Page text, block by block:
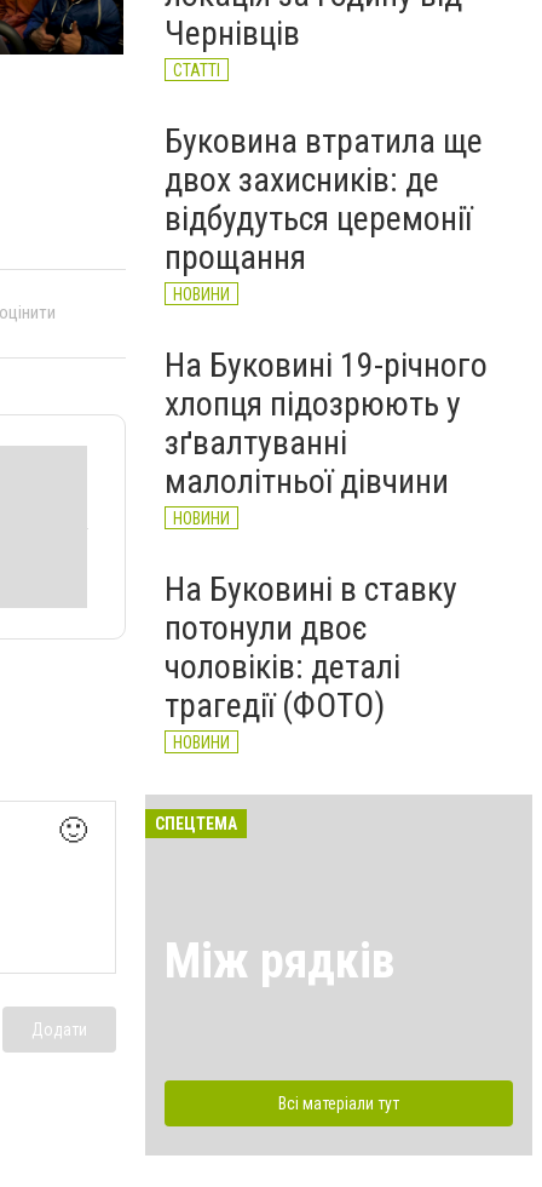
🙂
Додати
(ВІДЕО)
Чернівців
СТАТТІ
Буковина втратила ще
двох захисників: де
відбудуться церемонії
прощання
НОВИНИ
На Буковині 19-річного
хлопця підозрюють у
зґвалтуванні
малолітньої дівчини
НОВИНИ
На Буковині в ставку
потонули двоє
чоловіків: деталі
трагедії (ФОТО)
НОВИНИ
СПЕЦТЕМА
Між рядків
Всі матеріали тут